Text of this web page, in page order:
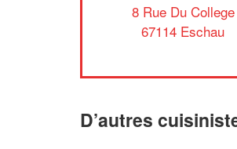
8 Rue Du College
67114 Eschau
D’autres